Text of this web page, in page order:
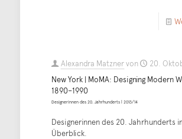
Alexandra Matznervon
20.
New York | MoMA: Designing Modern
1890–1990
Designerinnen des 20. Jahrhunderts | 2013/14
Designerinnen des 20. Jahrhunderts
Überblick.